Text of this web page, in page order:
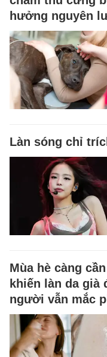
hưởng nguyên
Làn sóng chỉ
Mùa hè càng
khiến làn da già
người vẫn mắc